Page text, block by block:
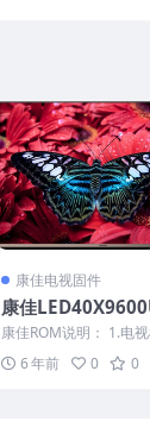
康佳电视固件
康佳
012221-V2.2.00
统刷机电视固件包
康佳ROM说明： 1.电
ED40X9600UF 2.物料
2... 6 年前 0 0